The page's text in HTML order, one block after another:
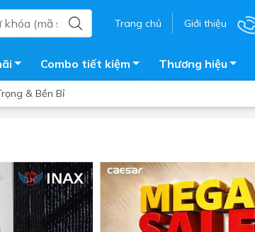
Trang chủ Giới thiệu
Máy nước nóng năng lượng
Bồn bảo ôn
Combo tiết kiệm Thương hiệu
& Bền Bỉ